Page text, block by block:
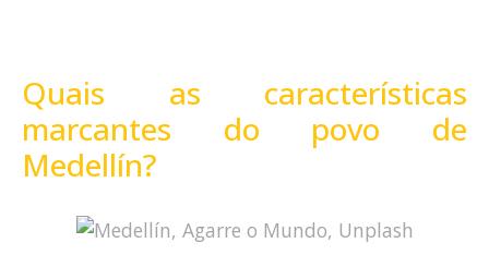
Quais as características
marcantes do povo de
Medellín?